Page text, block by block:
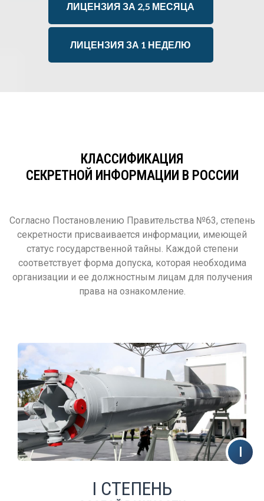
ЛИЦЕНЗИЯ ЗА 2,5 МЕСЯЦА
ЛИЦЕНЗИЯ ЗА 1 НЕДЕЛЮ
КЛАССИФИКАЦИЯ
СЕКРЕТНОЙ ИНФОРМАЦИИ В РОССИИ
Согласно Постановлению Правительства №63, степень
секретности присваивается информации, имеющей
статус государственной тайны. Каждой степени
соответствует форма допуска, которая необходима
организации и ее должностным лицам для получения
права на ознакомление.
I СТЕПЕНЬ